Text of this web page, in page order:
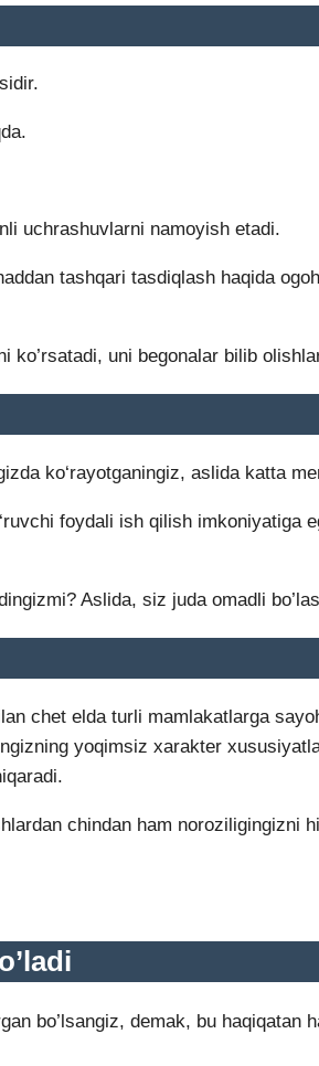
uchrashuvlarni namoyish etadi.
tashqari tasdiqlash haqida
uni begonalar bilib
ko‘rayotganingiz, aslida katta
foydali ish qilish imkoniyatiga
Aslida, siz juda omadli
chet elda turli mamlakatlarga
yoqimsiz xarakter
chindan ham
bo’lsangiz, demak, bu